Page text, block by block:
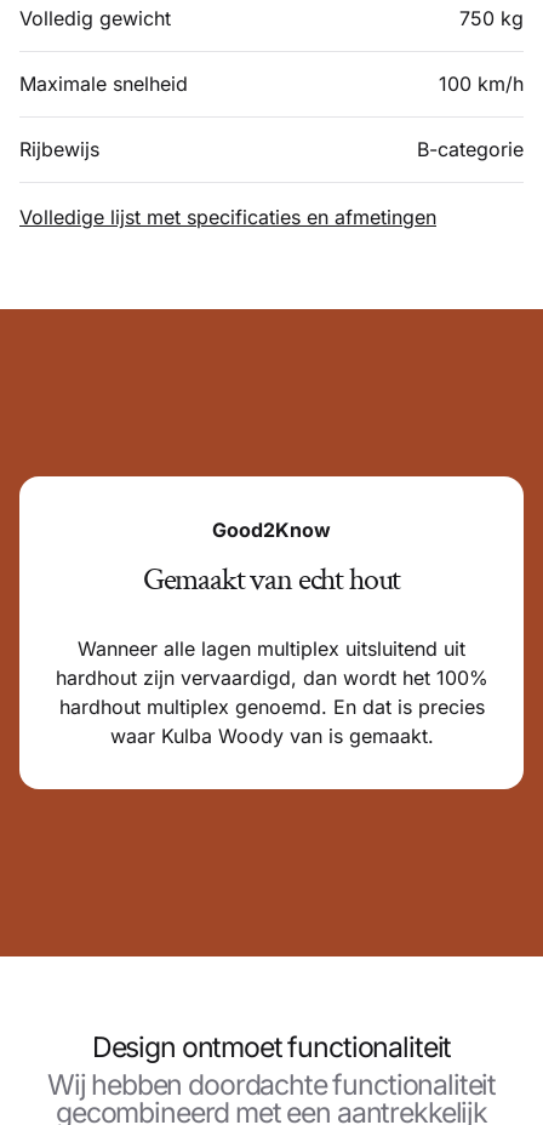
Volledig gewicht 750 kg
Maximale snelheid 100 km/h
Rijbewijs B-categorie
Volledige lijst met specificaties en afmetingen
Good2Know
Gemaakt van echt hout
Wanneer alle lagen multiplex uitsluitend uit
hardhout zijn vervaardigd, dan wordt het 100%
hardhout multiplex genoemd. En dat is precies
waar Kulba Woody van is gemaakt.
Design ontmoet functionaliteit
Wij hebben doordachte functionaliteit
gecombineerd met een aantrekkelijk